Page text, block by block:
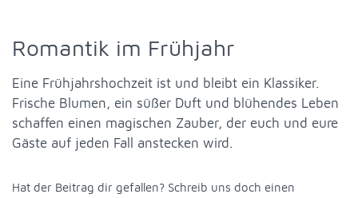
Romantik im Frühjahr
Eine Frühjahrshochzeit ist und bleibt ein Klassiker.
Frische Blumen, ein süßer Duft und blühendes Leben
schaffen einen magischen Zauber, der euch und eure
Gäste auf jeden Fall anstecken wird.
Hat der Beitrag dir gefallen? Schreib uns doch einen